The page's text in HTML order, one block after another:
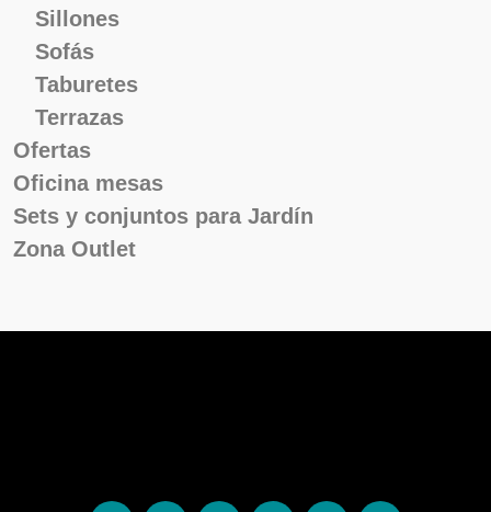
Sillones
Sofás
Taburetes
Terrazas
Ofertas
Oficina mesas
Sets y conjuntos para Jardín
Zona Outlet